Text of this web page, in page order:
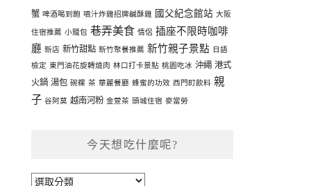
蟹 啤酒喝到飽 噴汁炸雞招牌鹹酥雞 國父紀念館站 大阪
住宿推薦 小籠包 巷弄美食 情侶 插座不限時咖啡
廳 新店 新竹甜點 新竹聚餐推薦 新竹親子景點 日語
檢定 東門油花旋轉燒肉 林口打卡景點 桃園吃冰 沖繩 港式
火鍋 湯包 碗粿 茶 華麗餐廳 蜂蜜的功效 西門町飲料 親
子 谷阿莫 越南河粉 金萱茶 頭城住宿 麥當勞
今天想吃什麼呢?
今